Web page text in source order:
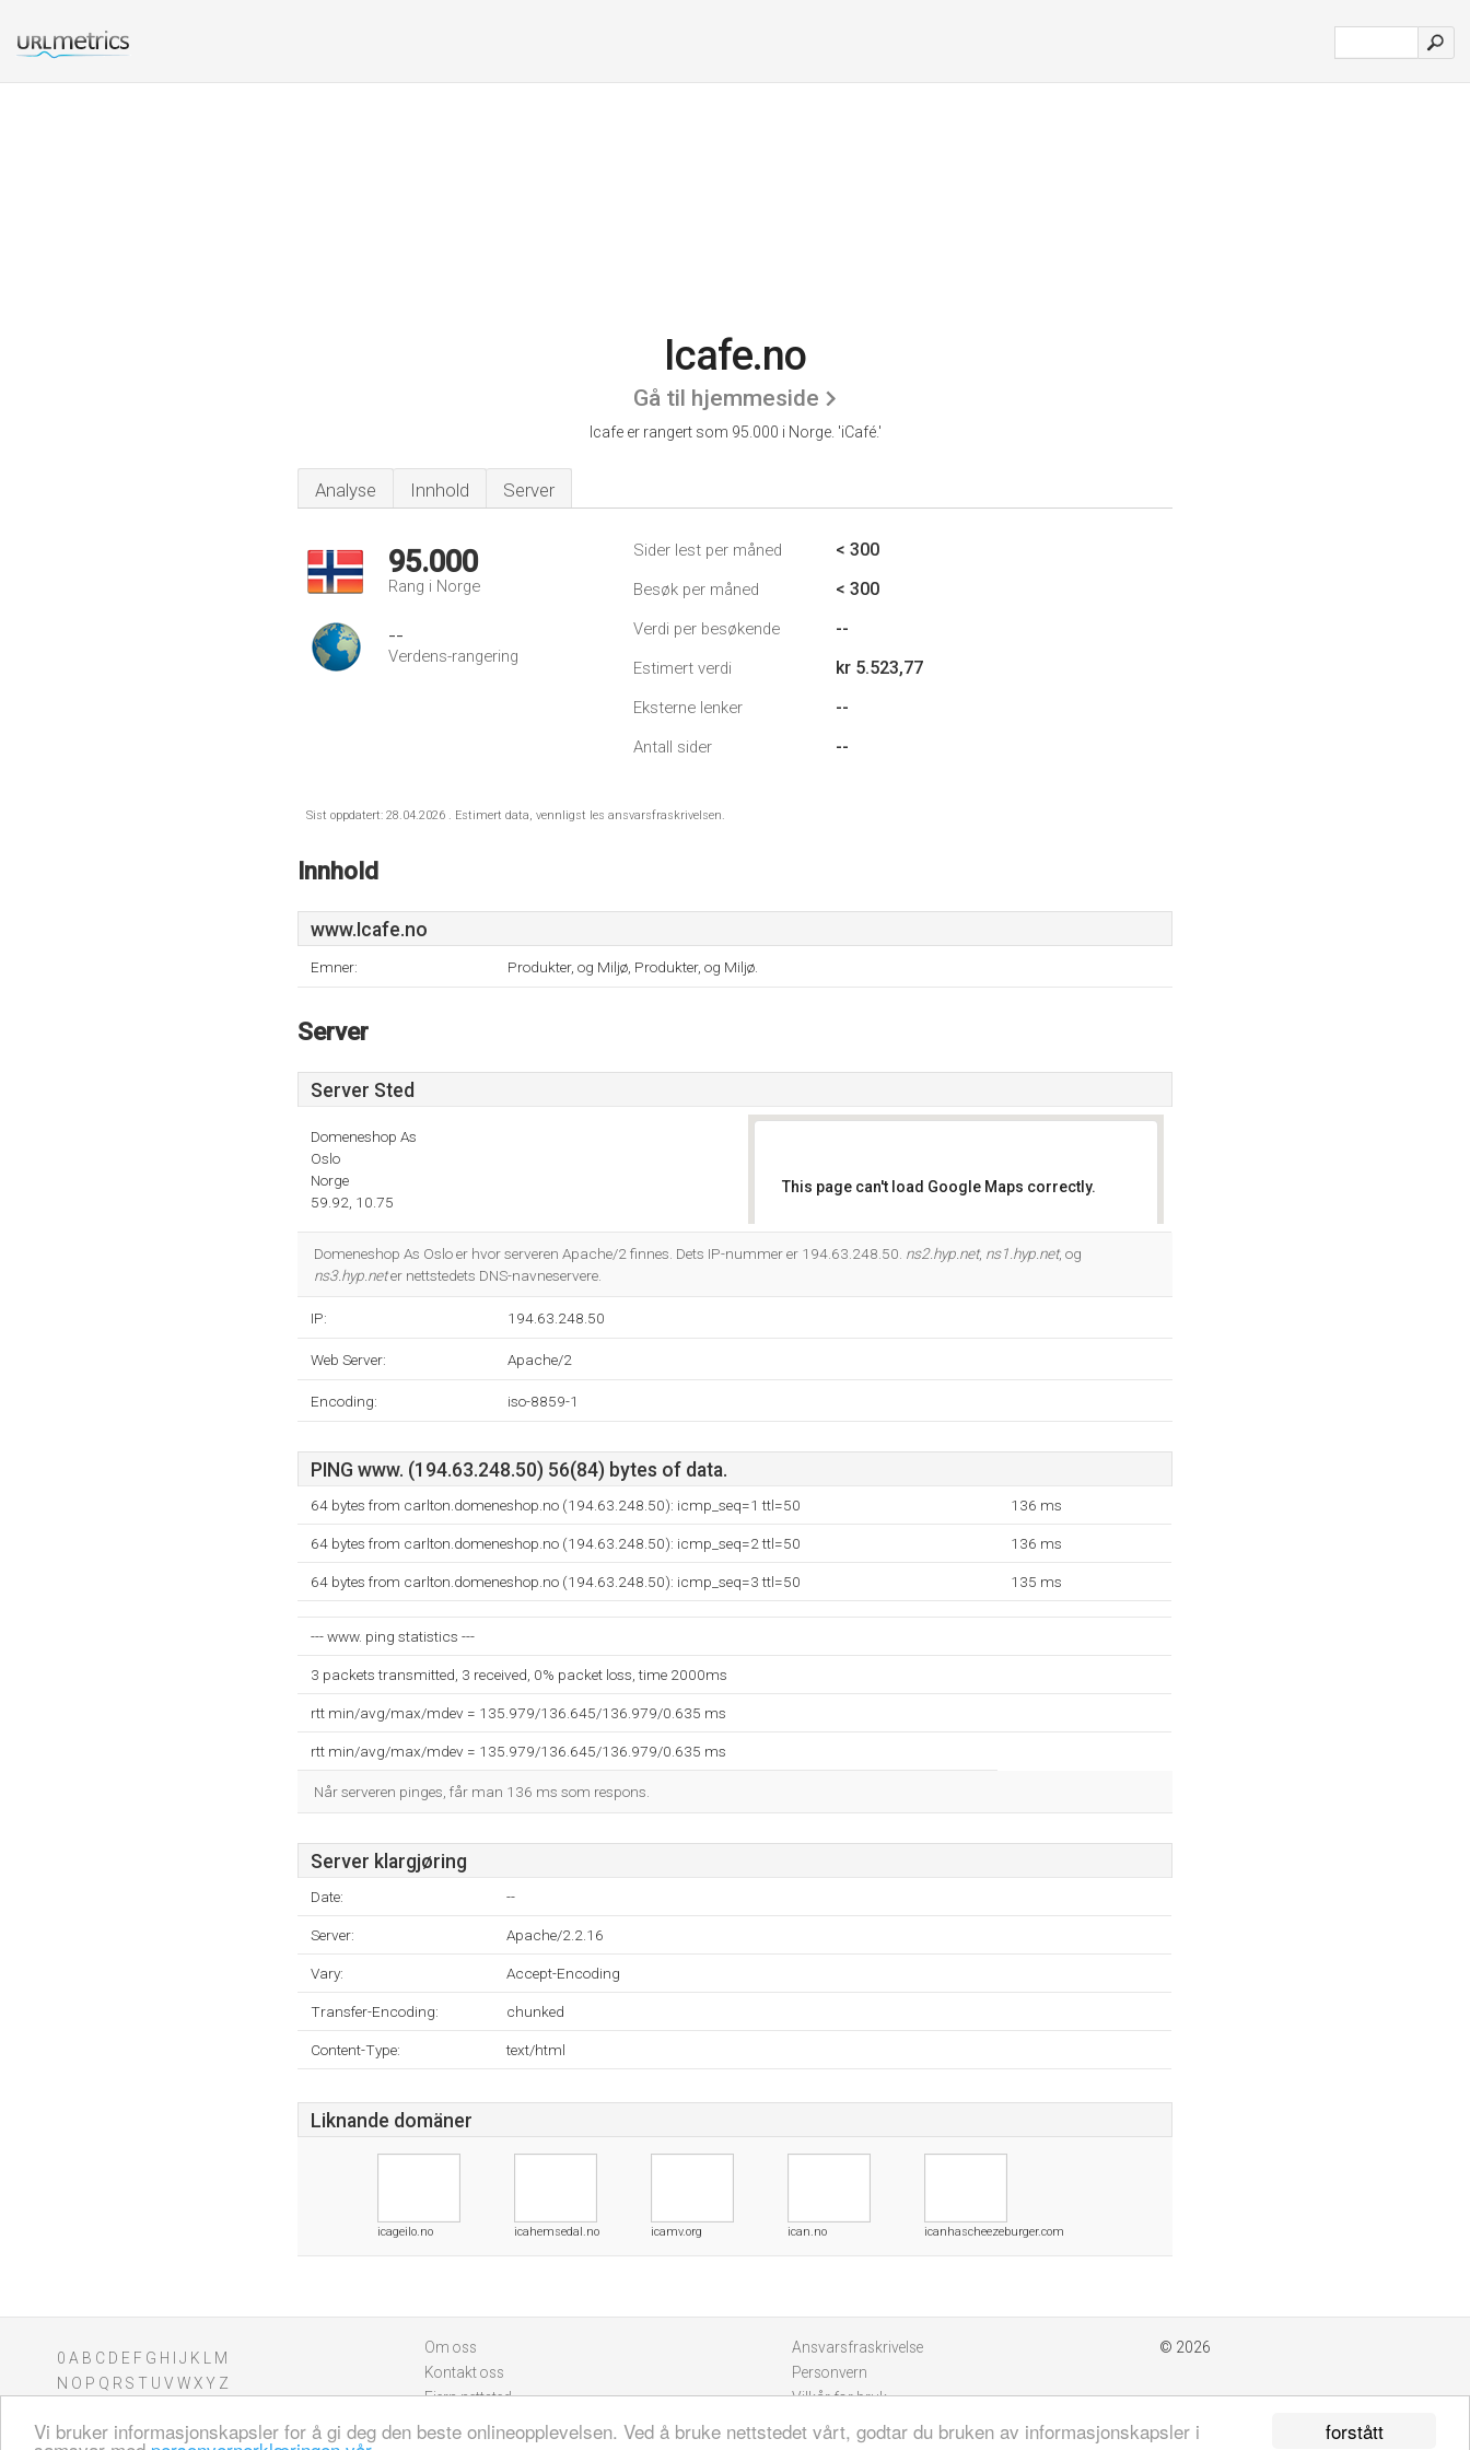
forstått
Vi bruker informasjonskapsler for å gi deg den beste onlineopplevelsen. Ved å bruke nettstedet vårt, godtar du bruken av informasjonskapsler i
Icafe.no
Gå til hjemmeside
Icafe er rangert som 95.000 i Norge. 'iCafé.'
Analyse Innhold Server
95.000
Rang i Norge
--
Verdens-rangering
Sider lest per måned < 300
Besøk per måned < 300
Verdi per besøkende --
Estimert verdi kr 5.523,77
Eksterne lenker --
Antall sider --
Sist oppdatert: 28.04.2026 . Estimert data, vennligst les ansvarsfraskrivelsen.
Innhold
www.Icafe.no
Emner: Produkter, og Miljø, Produkter, og Miljø.
Server
Server Sted
Domeneshop As
Oslo
Norge
59.92, 10.75
This page can't load Google Maps correctly.
Domeneshop As Oslo er hvor serveren Apache/2 finnes. Dets IP-nummer er 194.63.248.50. ns2.hyp.net, ns1.hyp.net, og
ns3.hyp.neter nettstedets DNS-navneservere.
IP: 194.63.248.50
Web Server: Apache/2
Encoding: iso-8859-1
PING www. (194.63.248.50) 56(84) bytes of data.
64 bytes from carlton.domeneshop.no (194.63.248.50): icmp_seq=1 ttl=50 136 ms
64 bytes from carlton.domeneshop.no (194.63.248.50): icmp_seq=2 ttl=50 136 ms
64 bytes from carlton.domeneshop.no (194.63.248.50): icmp_seq=3 ttl=50 135 ms
--- www. ping statistics ---
3 packets transmitted, 3 received, 0% packet loss, time 2000ms
rtt min/avg/max/mdev = 135.979/136.645/136.979/0.635 ms
rtt min/avg/max/mdev = 135.979/136.645/136.979/0.635 ms
Når serveren pinges, får man 136 ms som respons.
Server klargjøring
Date: --
Server: Apache/2.2.16
Vary: Accept-Encoding
Transfer-Encoding: chunked
Content-Type: text/html
Liknande domäner
icageilo.no icahemsedal.no icamv.org ican.no icanhascheezeburger.com
0 A B C D E F G H J K
M
N O P Q R S T U V WXY Z
Om oss
Kontakt oss
Fjern nettsted
Ansvarsfraskrivelse
Personvern
Vilkår for bruk
© 2026